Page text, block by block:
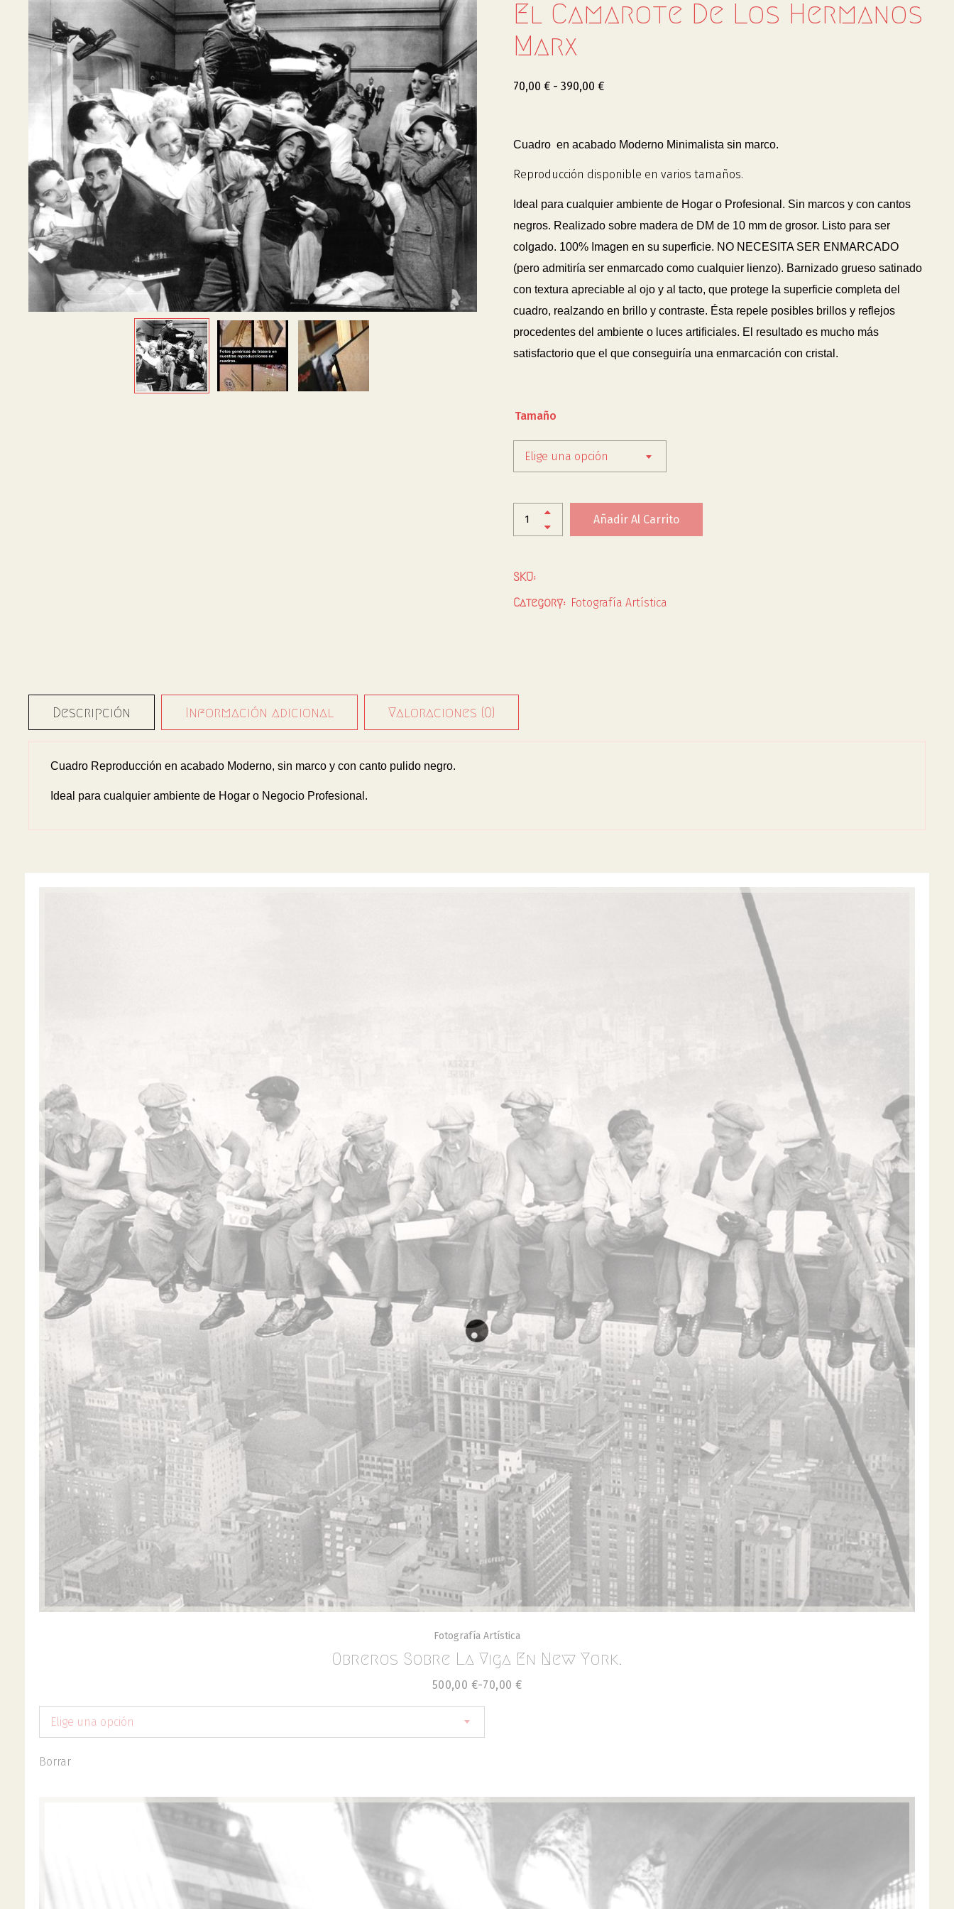
El Camarote De Los Hermanos
Marx
70,00 € - 390,00 €
Cuadro en acabado Moderno Minimalista sin marco.
Reproducción disponible en varios tamaños.
Ideal para cualquier ambiente de Hogar o Profesional. Sin marcos y con cantos
negros. Realizado sobre madera de DM de 10 mm de grosor. Listo para ser
colgado. 100% Imagen en su superficie. NO NECESITA SER ENMARCADO
(pero admitiría ser enmarcado como cualquier lienzo). Barnizado grueso satinado
con textura apreciable al ojo y al tacto, que protege la superficie completa del
cuadro, realzando en brillo y contraste. Ésta repele posibles brillos y reflejos
procedentes del ambiente o luces artificiales. El resultado es mucho más
satisfactorio que el que conseguiría una enmarcación con cristal.
Tamaño
Elige una opción
Añadir Al Carrito
SKU:
Category: Fotografía Artística
Descripción Información adicional Valoraciones (0)
Cuadro Reproducción en acabado Moderno, sin marco y con canto pulido negro.
Ideal para cualquier ambiente de Hogar o Negocio Profesional.
Fotografía Artística
Obreros Sobre La Viga En New York.
70,00 €
-
500,00 €
Elige una opción
Borrar